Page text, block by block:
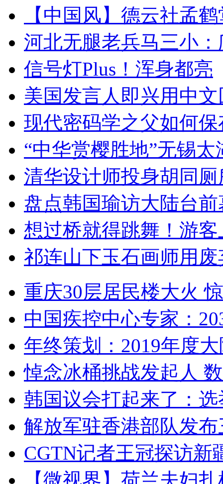
【中国风】德云社孟
河北无腿老兵马三小
信号灯Plus！浑身都亮
美国发言人即兴用中
现代密码学之父如何
“中华赏樱胜地”无锡
清华设计师投身胡同
盘点韩国瑜访大陆台
想过桥就得跳舞！游客
祁连山下玉石画师用
重庆30层居民楼大火
中国疾控中心专家：
年终策划：2019年度
悼念冰桶挑战发起人
韩国议会打起来了：
解放军驻香港部队发
CGTN记者王冠探访新
【微视界】荷兰夫妇